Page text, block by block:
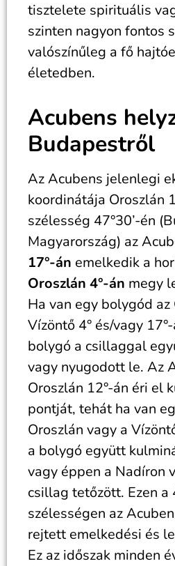
tisztelete spirituális
szinten nagyon fontos
valószínűleg a fő
életedben.
Acubens
Budapestről
Az Acubens jelenlegi
koordinátája Oroszlán
szélesség 47°30’-én
Magyarország) az
17°-án emelkedik a
Oroszlán 4°-án megy
Ha van egy bolygód az
Vízöntő 4° és/vagy
bolygó a csillaggal
vagy nyugodott le. Az
Oroszlán 12°-án éri el
pontját, tehát ha van
Oroszlán vagy a
a bolygó együtt
vagy éppen a Nadíron
csillag tetőzött. Ezen a
szélességen az
rejtett emelkedési és
Ez az időszak minden